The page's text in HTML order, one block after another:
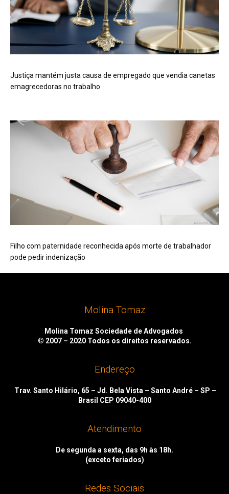
Justiça mantém justa causa de empregado que vendia canetas
emagrecedoras no trabalho
Filho com paternidade reconhecida após morte de trabalhador
pode pedir indenização
Molina Tomaz
Molina Tomaz Sociedade de Advogados
© 2007 – 2020 Todos os direitos reservados.
Endereço
Trav. Santo Hilário, 65 – Jd. Bela Vista – Santo André – SP –
Brasil CEP 09040-400
Atendimento
De segunda a sexta, das 9h às 18h.
(exceto feriados)
Redes Sociais